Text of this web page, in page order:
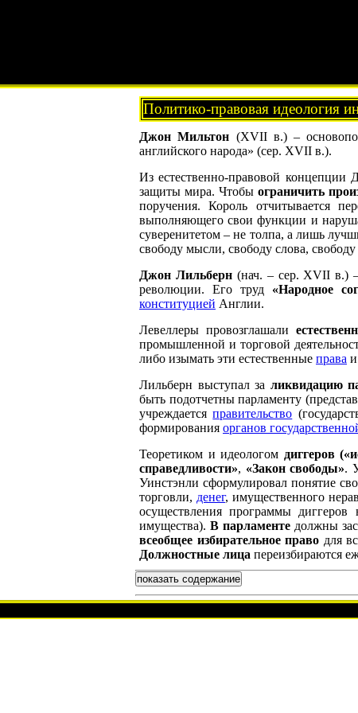
Политико-правовая идеология
Джон Мильтон (XVII в.) –
английского народа» (сер. XVII в.).
Из естественно-правовой
защиты мира. Чтобы ограничить
поручения. Король отчитывается
выполняющего свои функции и
суверенитетом – не толпа, а лишь
свободу мысли, свободу слова,
Джон Лильберн(нач. – сер. XVII в.)
революции. Его труд «Народное
конституцией Англии.
Левеллеры провозглашали
промышленной и торговой
либо изымать эти естественные права
Лильберн выступал за ликвидацию
быть подотчетны парламенту
учреждаетсяправительство
формирования органов
Теоретиком и идеологом диггеров
справедливости», «Закон свободы».
Уинстэнли сформулировал понятие
торговли, денег, имущественного
осуществления программы
имущества). В парламенте должны
всеобщее избирательное право для
Должностные лица переизбираются
показать содержание